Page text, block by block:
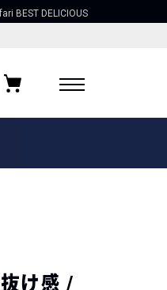
BEST DELICIOUS
ンド
け感 /